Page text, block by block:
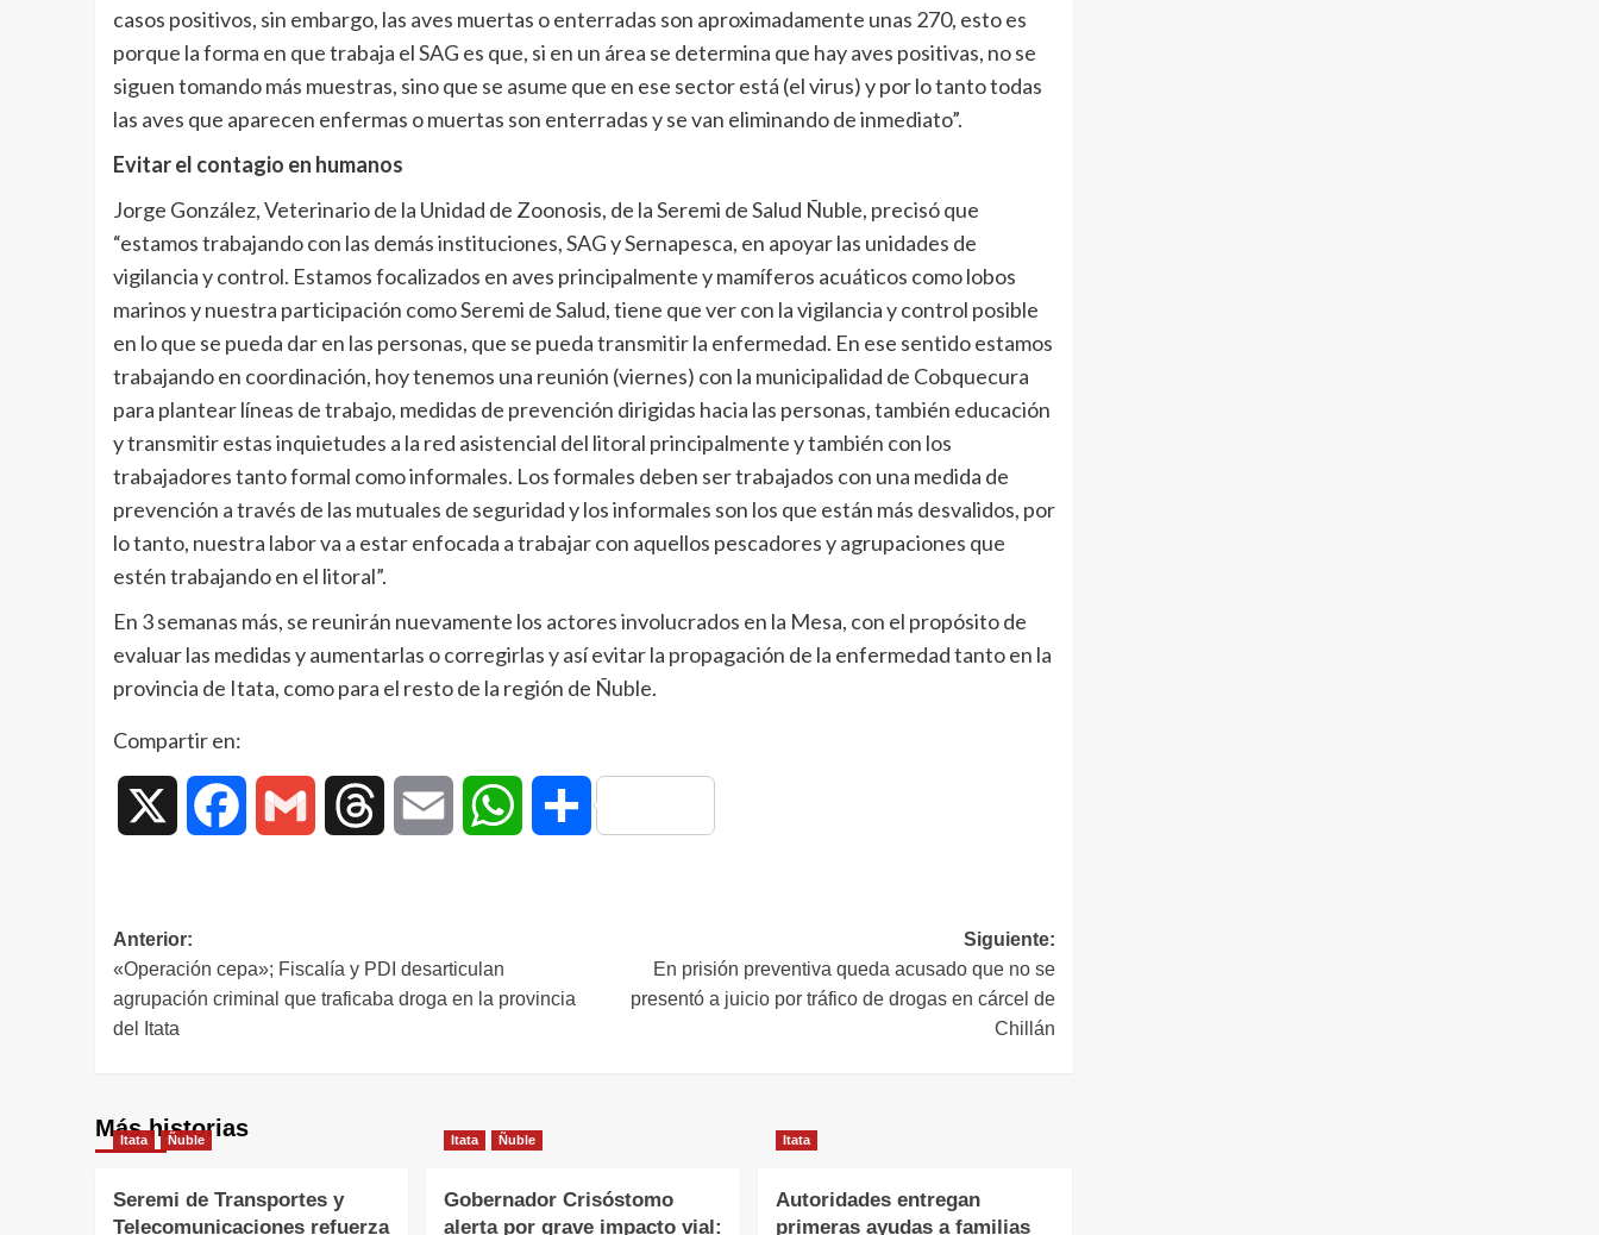
casos positivos, sin embargo, las aves muertas o enterradas son aproximadamente unas 270, esto es
porque la forma en que trabaja el SAG es que, si en un área se determina que hay aves positivas, no se
siguen tomando más muestras, sino que se asume que en ese sector está (el virus) y por lo tanto todas
las aves que aparecen enfermas o muertas son enterradas y se van eliminando de inmediato”.
Evitar el contagio en humanos
Jorge González, Veterinario de la Unidad de Zoonosis, de la Seremi de Salud Ñuble, precisó que
“estamos trabajando con las demás instituciones, SAG y Sernapesca, en apoyar las unidades de
vigilancia y control. Estamos focalizados en aves principalmente y mamíferos acuáticos como lobos
marinos y nuestra participación como Seremi de Salud, tiene que ver con la vigilancia y control posible
en lo que se pueda dar en las personas, que se pueda transmitir la enfermedad. En ese sentido estamos
trabajando en coordinación, hoy tenemos una reunión (viernes) con la municipalidad de Cobquecura
para plantear líneas de trabajo, medidas de prevención dirigidas hacia las personas, también educación
y transmitir estas inquietudes a la red asistencial del litoral principalmente y también con los
trabajadores tanto formal como informales. Los formales deben ser trabajados con una medida de
prevención a través de las mutuales de seguridad y los informales son los que están más desvalidos, por
lo tanto, nuestra labor va a estar enfocada a trabajar con aquellos pescadores y agrupaciones que
estén trabajando en el litoral”.
En 3 semanas más, se reunirán nuevamente los actores involucrados en la Mesa, con el propósito de
evaluar las medidas y aumentarlas o corregirlas y así evitar la propagación de la enfermedad tanto en la
provincia de Itata, como para el resto de la región de Ñuble.
Compartir en:
Facebook Gmail Threads Email WhatsAppCompartir
Anterior:
«Operación cepa»; Fiscalía y PDI desarticulan
agrupación criminal que traficaba droga en la provincia
del Itata
Siguiente:
En prisión preventiva queda acusado que no se
presentó a juicio por tráfico de drogas en cárcel de
Chillán
Más historias
Itata Ñuble
Seremi de Transportes y
Telecomunicaciones refuerza
Itata Ñuble
Gobernador Crisóstomo
alerta por grave impacto vial:
Itata
Autoridades entregan
primeras ayudas a familias